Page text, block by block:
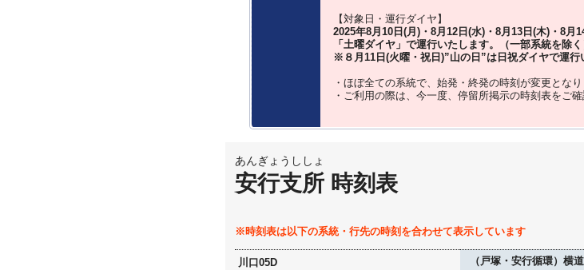
【対象日・運行ダイヤ】
2025年8月10日(月)・8月12日(水)・8月13日(木)・8月
「土曜ダイヤ」 で運行いたします。（一部系統を除く
※８月11日(火曜・祝日)”山の日 ”は 日祝ダイヤで運行
・ほぼ全ての系統で、始発・終発の時刻が変更となり
・ご利用の際は、今一度、 停留所掲示の時刻表をご
あんぎょうししょ
安行支所 時刻表
※時刻表は以下の系統・行先の時刻を合わせて表示しています
川口05D （戸塚・安行循環）横